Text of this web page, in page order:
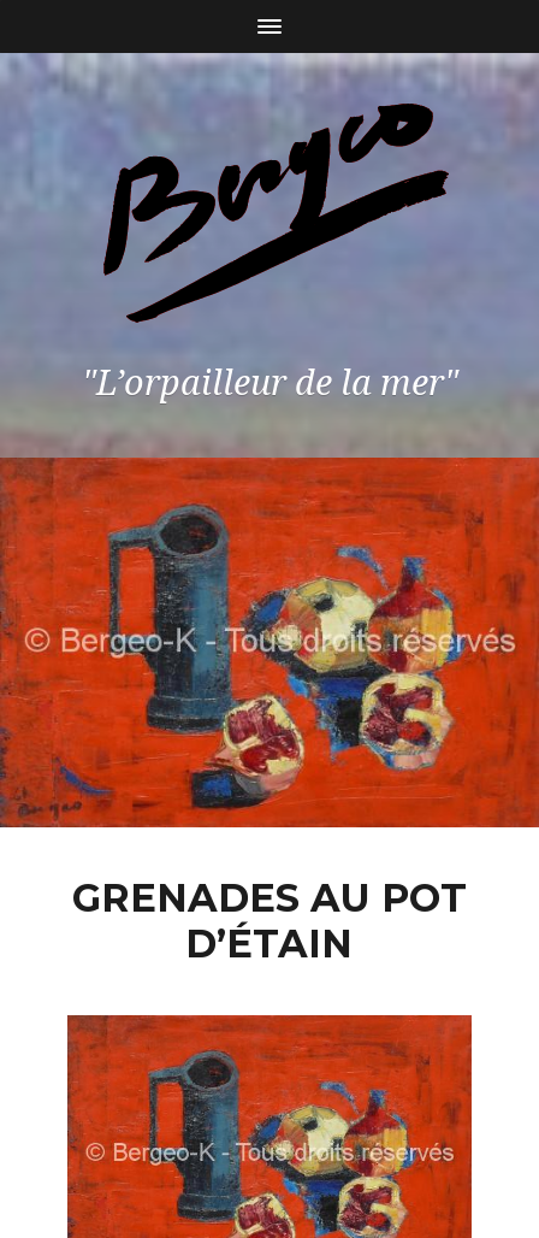
"L’orpailleur de la mer"
GRENADES AU POT
D’ÉTAIN